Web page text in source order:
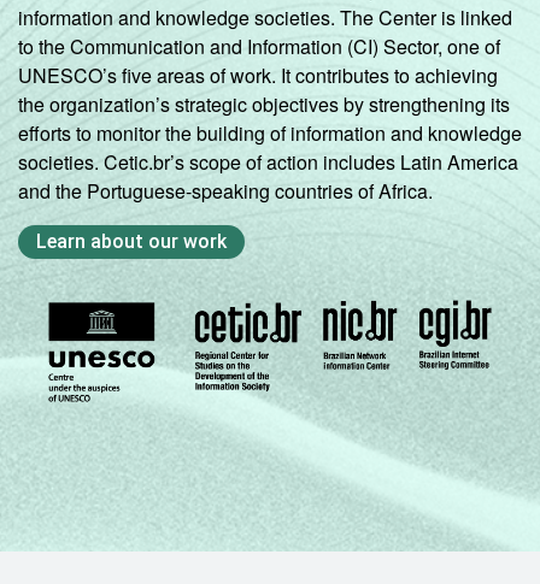
information and knowledge societies. The Center is linked
to the Communication and Information (CI) Sector, one of
UNESCO’s five areas of work. It contributes to achieving
the organization’s strategic objectives by strengthening its
efforts to monitor the building of information and knowledge
societies. Cetic.br’s scope of action includes Latin America
and the Portuguese-speaking countries of Africa.
Learn about our work